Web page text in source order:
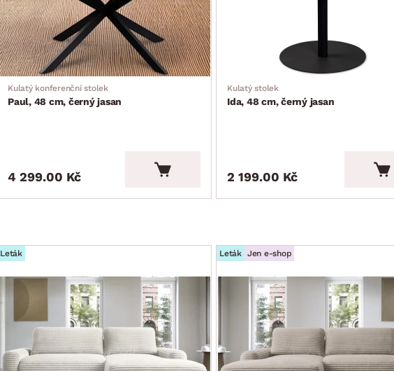
Kulatý konferenční stolek
Paul, 48 cm, černý jasan
4 299.00 Kč
Kulatý stolek
Ida, 48 cm, černý jasan
2 199.00 Kč
Leták Leták Jen e-shop